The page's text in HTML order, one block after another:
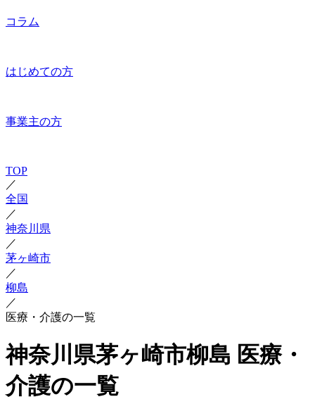
コラム
はじめての方
事業主の方
TOP
／
全国
／
神奈川県
／
茅ヶ崎市
／
柳島
／
医療・介護の一覧
神奈川県茅ヶ崎市柳島 医療・
介護の一覧